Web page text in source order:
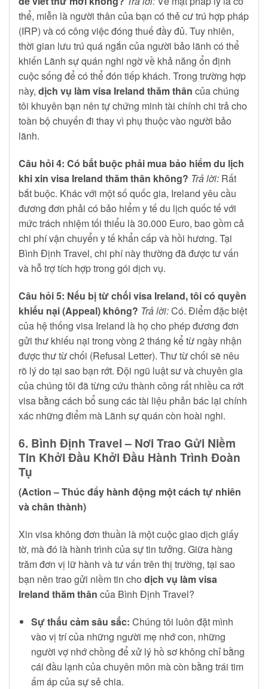
thể, miễn là người thân của bạn có thẻ cư trú hợp pháp
(IRP) và có công việc đóng thuế đầy đủ. Tuy nhiên,
thời gian lưu trú quá ngắn của người bảo lãnh có thể
khiến Lãnh sự quán nghi ngờ về khả năng ổn định
cuộc sống để có thể đón tiếp khách. Trong trường hợp
này, dịch vụ làm visa Ireland thăm thân của chúng
tôi khuyên bạn nên tự chứng minh tài chính chi trả cho
toàn bộ chuyến đi thay vì phụ thuộc vào người bảo
lãnh.
Câu hỏi 4: Có bắt buộc phải mua bảo hiểm du lịch
khi xin visa Ireland thăm thân không? Trả lời: Rất
bắt buộc. Khác với một số quốc gia, Ireland yêu cầu
đương đơn phải có bảo hiểm y tế du lịch quốc tế với
mức trách nhiệm tối thiểu là 30.000 Euro, bao gồm cả
chi phí vận chuyển y tế khẩn cấp và hồi hương. Tại
Bình Định Travel, chi phí này thường đã được tư vấn
và hỗ trợ tích hợp trong gói dịch vụ.
Câu hỏi 5: Nếu bị từ chối visa Ireland, tôi có quyền
khiếu nại (Appeal) không? Trả lời:Có. Điểm đặc biệt
của hệ thống visa Ireland là họ cho phép đương đơn
gửi thư khiếu nại trong vòng 2 tháng kể từ ngày nhận
được thư từ chối (Refusal Letter). Thư từ chối sẽ nêu
rõ lý do tại sao bạn rớt. Đội ngũ luật sư và chuyên gia
của chúng tôi đã từng cứu thành công rất nhiều ca rớt
visa bằng cách bổ sung các tài liệu phản bác lại chính
xác những điểm mà Lãnh sự quán còn hoài nghi.
6. Bình Định Travel – Nơi Trao Gửi Niềm
Tin Khởi Đầu Khởi Đầu Hành Trình Đoàn
Tụ
(Action – Thúc đẩy hành động một cách tự nhiên
và chân thành)
Xin visa không đơn thuần là một cuộc giao dịch giấy
tờ, mà đó là hành trình của sự tin tưởng. Giữa hàng
trăm đơn vị lữ hành và tư vấn trên thị trường, tại sao
bạn nên trao gửi niềm tin cho dịch vụ làm visa
Ireland thăm thân của Bình Định Travel?
Sự thấu cảm sâu sắc: Chúng tôi luôn đặt mình
vào vị trí của những người mẹ nhớ con, những
người vợ nhớ chồng để xử lý hồ sơ không chỉ bằng
cái đầu lạnh của chuyên môn mà còn bằng trái tim
ấm áp của sự sẻ chia.